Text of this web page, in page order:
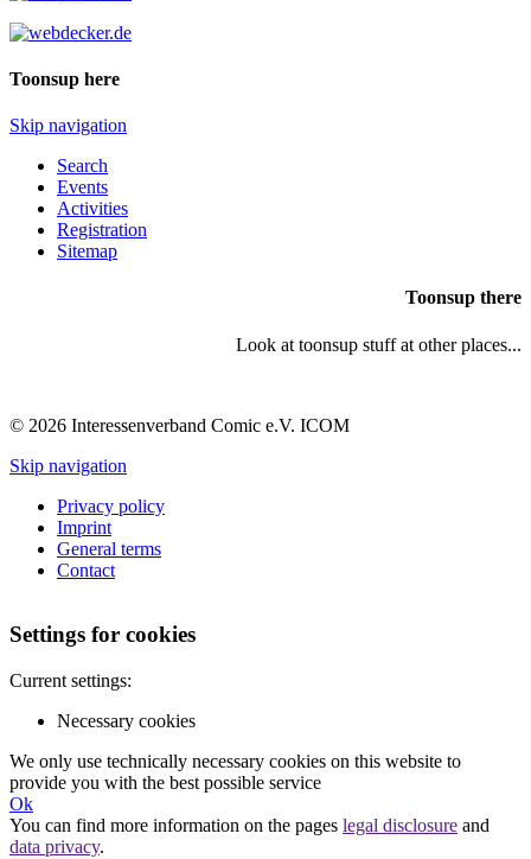
Toonsup here
Skip navigation
Search
Events
Activities
Registration
Sitemap
Toonsup there
Look at toonsup stuff at other places...
© 2026 Interessenverband Comic e.V. ICOM
Skip navigation
Privacy policy
Imprint
General terms
Contact
Settings for cookies
Current settings:
Necessary cookies
We only use technically necessary cookies on this website to
provide you with the best possible service
Ok
You can find more information on the pages legal disclosure and
data privacy.